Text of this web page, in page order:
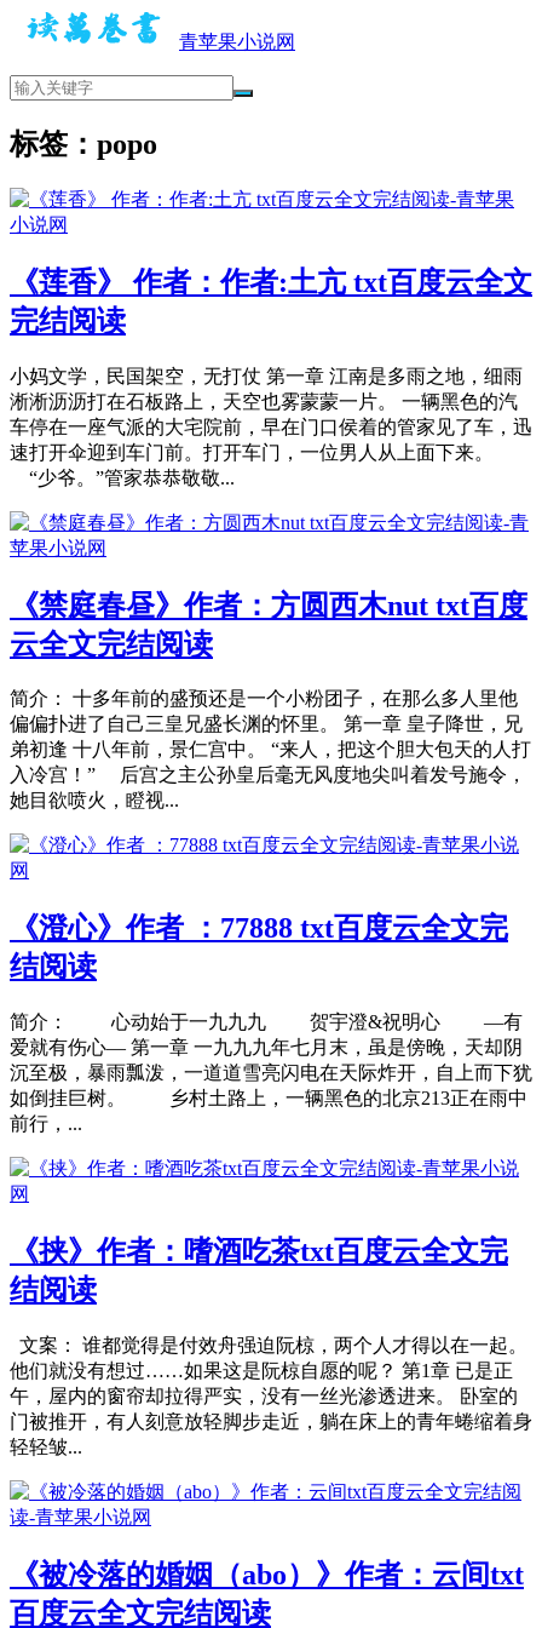
青苹果小说网
标签：popo
《莲香》 作者：作者:土亢 txt百度云全文
完结阅读
小妈文学，民国架空，无打仗 第一章 江南是多雨之地，细雨
淅淅沥沥打在石板路上，天空也雾蒙蒙一片。 一辆黑色的汽
车停在一座气派的大宅院前，早在门口侯着的管家见了车，迅
速打开伞迎到车门前。打开车门，一位男人从上面下来。
“少爷。”管家恭恭敬敬...
《禁庭春昼》作者：方圆西木nut txt百度
云全文完结阅读
简介： 十多年前的盛预还是一个小粉团子，在那么多人里他
偏偏扑进了自己三皇兄盛长渊的怀里。 第一章 皇子降世，兄
弟初逢 十八年前，景仁宫中。 “来人，把这个胆大包天的人打
入冷宫！” 后宫之主公孙皇后毫无风度地尖叫着发号施令，
她目欲喷火，瞪视...
《澄心》作者 ：77888 txt百度云全文完
结阅读
简介： 心动始于一九九九 贺宇澄&祝明心 —有
爱就有伤心— 第一章 一九九九年七月末，虽是傍晚，天却阴
沉至极，暴雨瓢泼，一道道雪亮闪电在天际炸开，自上而下犹
如倒挂巨树。 乡村土路上，一辆黑色的北京213正在雨中
前行，...
《挟》作者：嗜酒吃茶txt百度云全文完
结阅读
文案： 谁都觉得是付效舟强迫阮椋，两个人才得以在一起。
他们就没有想过……如果这是阮椋自愿的呢？ 第1章 已是正
午，屋内的窗帘却拉得严实，没有一丝光渗透进来。 卧室的
门被推开，有人刻意放轻脚步走近，躺在床上的青年蜷缩着身
轻轻皱...
《被冷落的婚姻（abo）》作者：云间txt
百度云全文完结阅读